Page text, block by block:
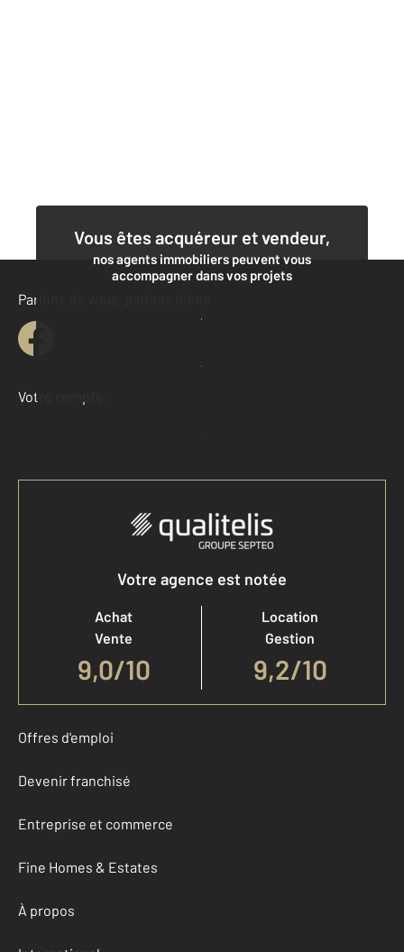
Vous êtes acquéreur et vendeur,
nos agents immobiliers peuvent vous
accompagner dans vos projets
Contacter l'agence
Demander une estimation
Parlons de vous, parlons biens
Votre compte :
Accéder à mon compte
Votre agence est notée
Achat
Vente
9,0/10
Location
Gestion
9,2/10
Offres d'emploi
Devenir franchisé
Entreprise et commerce
Fine Homes & Estates
À propos